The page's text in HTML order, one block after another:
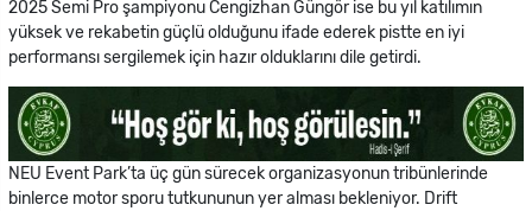
2025 Semi Pro şampiyonu Cengizhan Güngör ise bu yıl katılımın
yüksek ve rekabetin güçlü olduğunu ifade ederek pistte en iyi
performansı sergilemek için hazır olduklarını dile getirdi.
NEU Event Park’ta üç gün sürecek organizasyonun tribünlerinde
binlerce motor sporu tutkununun yer alması bekleniyor. Drift